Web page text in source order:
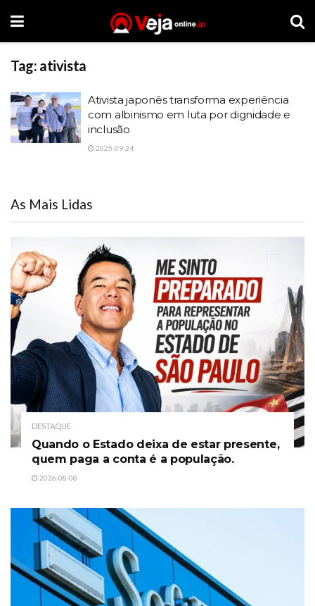
Tag: ativista
Ativista japonês transforma experiência
com albinismo em luta por dignidade e
inclusão
2025-09-24
As Mais Lidas
DESTAQUE
Quando o Estado deixa de estar presente,
quem paga a conta é a população.
2026-08-08